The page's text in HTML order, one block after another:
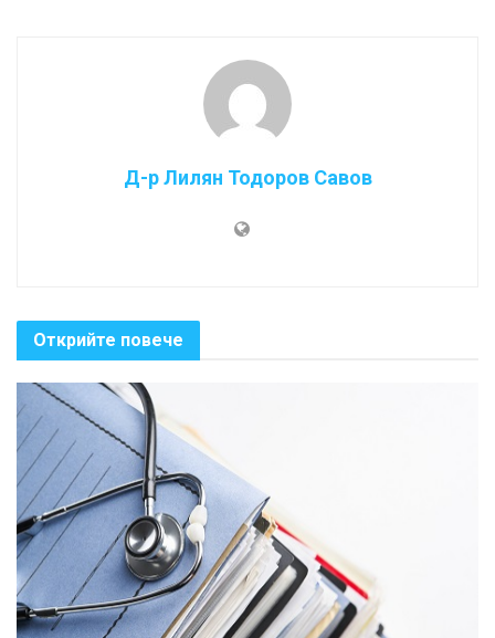
Д-р Лилян Тодоров Савов
Открийте повече